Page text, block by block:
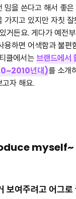
밈을 쓴다고 해서 좋
가지고 있지만 자칫
거든요. 게다가 예전
용하면 어색함과 불편
클에서는브랜드에서
년대)를 소개
자 해요.
myself~
보여주려고 어그로